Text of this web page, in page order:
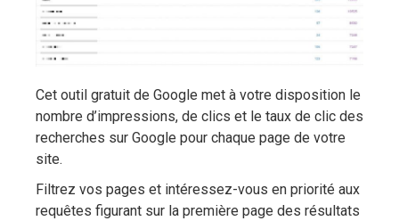
Cet outil gratuit de Google met à votre disposition le
nombre d’impressions, de clics et le taux de clic des
recherches sur Google pour chaque page de votre
site.
Filtrez vos pages et intéressez-vous en priorité aux
requêtes figurant sur la première page des résultats